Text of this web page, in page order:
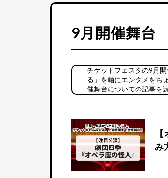
9月開催舞台
チケットフェスタの9月
る」を軸にエンタメをち
催舞台についての記事を
み